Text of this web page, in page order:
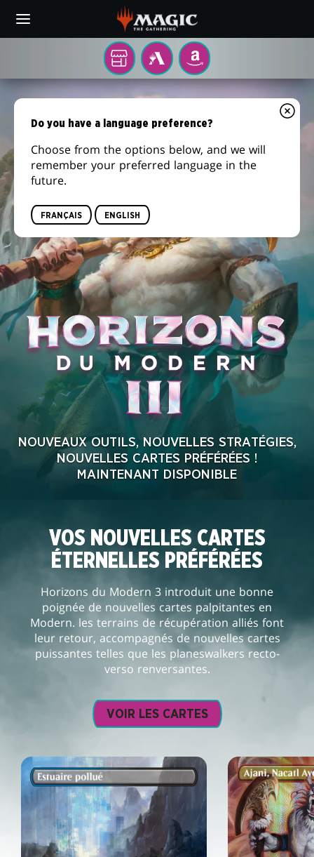
main
Votre
magasin
de
local
MTG
ARENA
AMAZON
HORIZONS
MODERN 3
NOUVEAUX OUTILS, NOUVELLES STRATÉGIES,
NOUVELLES CARTES PRÉFÉRÉES !
MAINTENANT DISPONIBLE
VOS NOUVELLES CARTES
ÉTERNELLES PRÉFÉRÉES
Horizons du Modern 3 introduit une bonne
poignée de nouvelles cartes palpitantes en
Modern. les terrains de récupération alliés font
leur retour, accompagnés de nouvelles cartes
puissantes telles que les planeswalkers recto-
verso renversantes.
VOIR LES CARTES
Do you have a language preference?
Choose from the options below, and we will
remember your preferred language in the
future.
FRANÇAIS ENGLISH